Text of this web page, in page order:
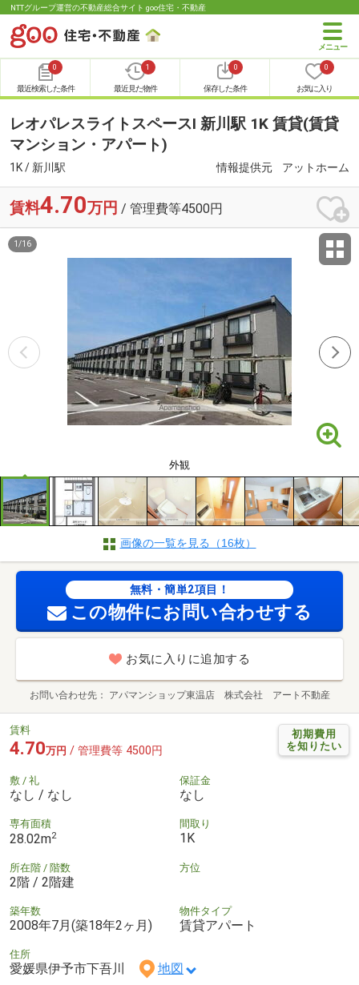
NTTグループ運営の不動産総合サイト goo住宅・不動産
0
最近検索した条件
1
最近見た物件
0
保存した条件
0
お気に入り
レオパレスライトスペースⅠ 新川駅 1K 賃貸(賃貸
マンション・アパート)
1K / 新川駅 情報提供元 アットホーム
賃料4.70万円 / 管理費等4500円
外観
1 /16
画像の一覧を見る（16枚）
無料・簡単2項目！
この物件にお問い合わせする
お気に入りに追加する
お問い合わせ先 アパマンショップ東温店 株式会社 アート不動産
初期費用
を知りたい
賃料
4.70万円 / 管理費等 4500円
敷 / 礼
なし / なし
保証金
なし
専有面積
28.02m2
間取り
1K
所在階 / 階数
2階 / 2階建
方位
築年数
2008年7月(築18年2ヶ月)
物件タイプ
賃貸アパート
住所
愛媛県伊予市下吾川 地図